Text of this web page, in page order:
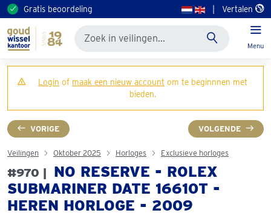
Gratis beoordeling Vertalen
Menu
Login of maak een nieuw account om te beginnnen met
bieden.
VORIGE VOLGENDE
Veilingen Oktober 2025 Horloges Exclusieve horloges
#970 |
NO RESERVE - ROLEX
SUBMARINER DATE 16610T -
HEREN HORLOGE - 2009